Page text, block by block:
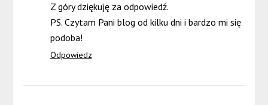
Z góry dziękuję za odpowiedź.
PS. Czytam Pani blog od kilku dni i bardzo mi się
podoba!
Odpowiedz